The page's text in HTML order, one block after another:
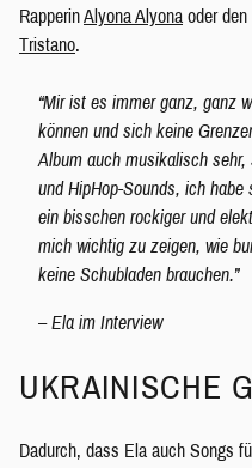
RapperinAlyona Alyona oder
Tristano.
“Mir ist es immer ganz, ganz
können und sich keine
Album auch musikalisch
und HipHop-Sounds, ich
ein bisschen rockiger und
mich wichtig zu zeigen, wie
keine Schubladen brauchen.”
– Ela im Interview
UKRAINISCHE
Dadurch, dass Ela auch Songs